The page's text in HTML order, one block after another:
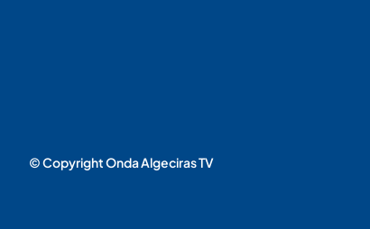
© Copyright Onda Algeciras TV